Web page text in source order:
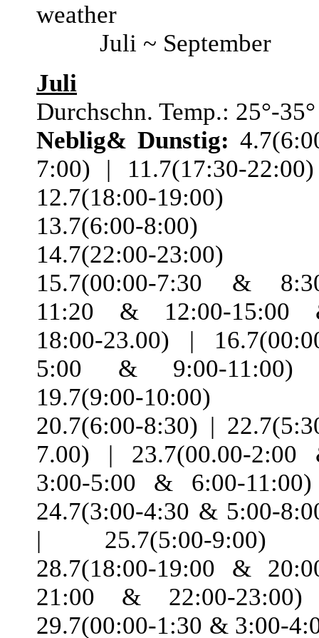
weather
Juli ~ September
Juli
Durchschn. Temp.: 25°-35°
Neblig& Dunstig:
7:00) | 11.7(17:30-
12.7(18:00-
13.7(6:00-8:00)
14.7(22:00-
15.7(00:00-7:30 &
11:20 & 12:00-15:00
18:00-23.00) |
5:00 & 9:00-
19.7(9:00-
20.7(6:00-8:30) |
7.00) | 23.7(00.00-2:00
3:00-5:00 & 6:00-
24.7(3:00-4:30 & 5:00-
| 25.7(5:00-
28.7(18:00-19:00 &
21:00 & 22:00-
29.7(00:00-1:30 & 3:00-